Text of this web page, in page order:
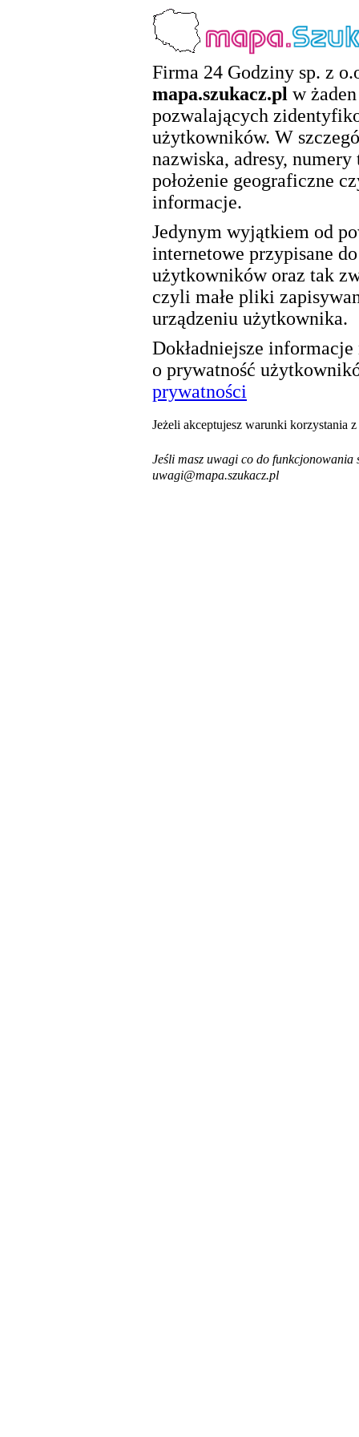
Firma 24 Godziny sp. z
mapa.szukacz.pl w
pozwalających
użytkowników. W
nazwiska, adresy,
położenie geograficzne
informacje.
Jedynym wyjątkiem od
internetowe przypisane
użytkowników oraz tak
czyli małe pliki
urządzeniu użytkownika.
Dokładniejsze
o prywatność
prywatności
Jeżeli akceptujesz warunki korzystania
Jeśli masz uwagi co do funkcjonowania
uwagi@mapa.szukacz.pl